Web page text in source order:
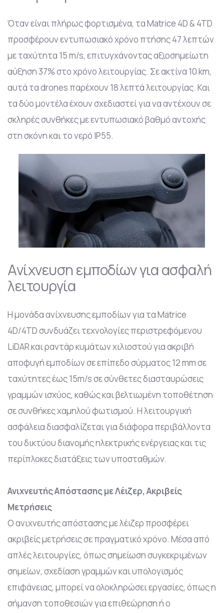
Όταν είναι πλήρως φορτισμένα, τα Matrice 4D & 4TD
προσφέρουν εντυπωσιακό χρόνο πτήσης 47 λεπτών
με ταχύτητα 15 m/s, επιτυγχάνοντας αξιοσημείωτη
αύξηση 37% στο χρόνο λειτουργίας. Σε ακτίνα 10 km,
αυτά τα drones παρέχουν 18 λεπτά λειτουργίας. Και
τα δύο μοντέλα έχουν σχεδιαστεί για να αντέχουν σε
σκληρές συνθήκες με εντυπωσιακό βαθμό αντοχής
στη σκόνη και το νερό IP55.
Ανίχνευση εμποδίων για ασφαλή
λειτουργία
Η μονάδα ανίχνευσης εμποδίων για τα Matrice
4D/4TD συνδυάζει τεχνολογίες περιστρεφόμενου
LiDAR και ραντάρ κυμάτων χιλιοστού για ακριβή
αποφυγή εμποδίων σε επίπεδο σύρματος 12 mm σε
ταχύτητες έως 15m/s σε σύνθετες διασταυρώσεις
γραμμών ισχύος, καθώς και βελτιωμένη τοποθέτηση
σε συνθήκες χαμηλού φωτισμού. Η λειτουργική
ασφάλεια διασφαλίζεται για διάφορα περιβάλλοντα
του δικτύου διανομής ηλεκτρικής ενέργειας και τις
περίπλοκες διατάξεις των υποσταθμών.
Ανιχνευτής Απόστασης με Λέιζερ, Ακριβείς
Μετρήσεις
Ο ανιχνευτής απόστασης με λέιζερ προσφέρει
ακριβείς μετρήσεις σε πραγματικό χρόνο. Μέσα από
απλές λειτουργίες, όπως σημείωση συγκεκριμένων
σημείων, σχεδίαση γραμμών και υπολογισμός
επιφάνειας, μπορεί να ολοκληρώσει εργασίες, όπως η
σήμανση τοποθεσιών για επιθεώρηση ή ο